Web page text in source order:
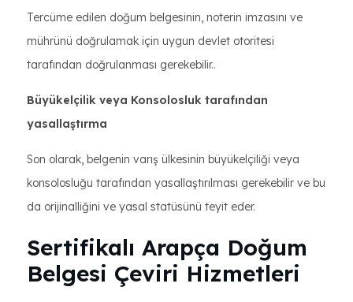
Tercüme edilen doğum belgesinin, noterin imzasını ve
mührünü doğrulamak için uygun devlet otoritesi
tarafından doğrulanması gerekebilir..
Büyükelçilik veya Konsolosluk tarafından
yasallaştırma
Son olarak, belgenin varış ülkesinin büyükelçiliği veya
konsolosluğu tarafından yasallaştırılması gerekebilir ve bu
da orijinalliğini ve yasal statüsünü teyit eder.
Sertifikalı Arapça Doğum
Belgesi Çeviri Hizmetleri